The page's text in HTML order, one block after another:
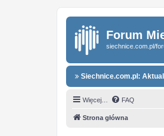
Forum
siechnice.com.pl/
Siechnice.com.pl:
Więcej… FAQ
Strona główna